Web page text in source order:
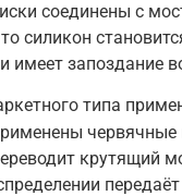
соединены с
силикон
имеет запоздание
типа
червячные
крутящий
передаёт